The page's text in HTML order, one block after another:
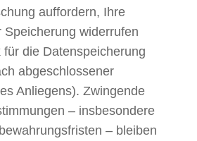
auffordern, Ihre
Speicherung widerrufen
die Datenspeicherung
abgeschlossener
Anliegens). Zwingende
– insbesondere
– bleiben